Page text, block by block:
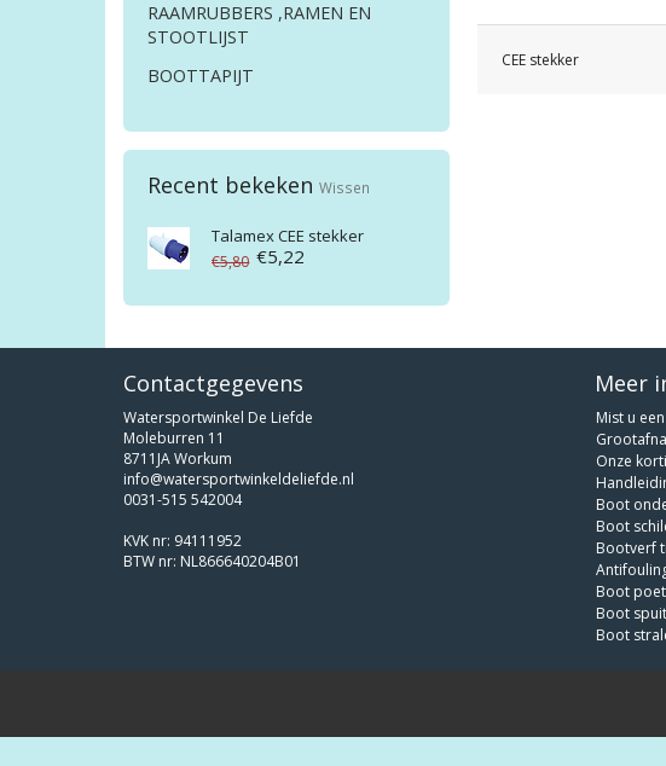
RAAMRUBBERS ,RAMEN EN
STOOTLIJST
BOOTTAPIJT
Recent bekeken Wissen
TalamexCEE stekker
€5,80 €5,22
CEE stekker
Contactgegevens
Watersportwinkel De Liefde
Moleburren 11
8711JA Workum
info@watersportwinkeldeliefde.nl
0031-515 542004
KVK nr: 94111952
BTW nr: NL866640204B01
Meer
Mist u
Onze
Boot
Boot
Bootverf
Boot
Boot
Boot